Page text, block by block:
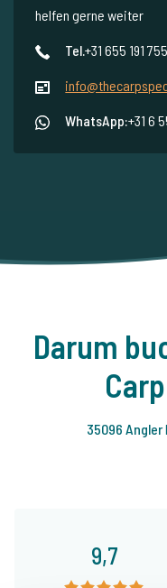
helfen gerne weiter
Tel.+31 655 191 755
WhatsApp:+31 6
Darum
35096 Angler
9,7